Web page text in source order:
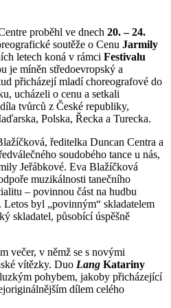
proběhl ve dnech 20. – 24.
soutěže o Cenu Jarmily
letech koná v rámci Festivalu
je míněn středoevropský a
přicházejí mladí choreografové do
ucházeli o cenu a setkali
tvůrců z České republiky,
Polska, Řecka a Turecka.
ředitelka Duncan Centra a
soudobého tance u nás,
Jeřábkové. Eva Blažíčková
muzikálnosti tanečního
– povinnou část na hudbu
Letos byl „povinným“ skladatelem
skladatel, působící úspěšně
večer, v němž se s novými
vítězky. Duo Lang Katariny
pohybem, jakoby přicházející
dílem celého